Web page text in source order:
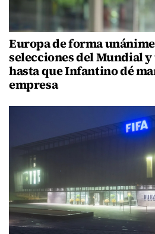
Europa de forma
selecciones del Mundial y
hasta que Infantino dé
empresa